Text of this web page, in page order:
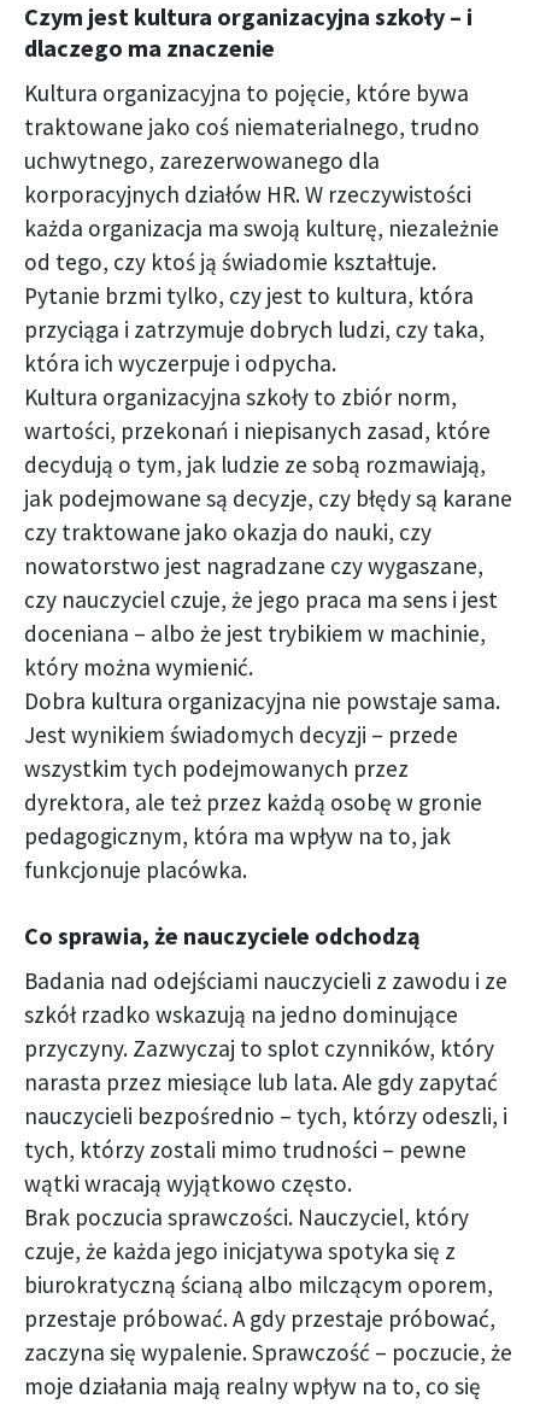
Czym jest kultura organizacyjna szkoły – i
dlaczego ma znaczenie
Kultura organizacyjna to pojęcie, które bywa
traktowane jako coś niematerialnego, trudno
uchwytnego, zarezerwowanego dla
korporacyjnych działów HR. W rzeczywistości
każda organizacja ma swoją kulturę, niezależnie
od tego, czy ktoś ją świadomie kształtuje.
Pytanie brzmi tylko, czy jest to kultura, która
przyciąga i zatrzymuje dobrych ludzi, czy taka,
która ich wyczerpuje i odpycha.
Kultura organizacyjna szkoły to zbiór norm,
wartości, przekonań i niepisanych zasad, które
decydują o tym, jak ludzie ze sobą rozmawiają,
jak podejmowane są decyzje, czy błędy są karane
czy traktowane jako okazja do nauki, czy
nowatorstwo jest nagradzane czy wygaszane,
czy nauczyciel czuje, że jego praca ma sens i jest
doceniana – albo że jest trybikiem w machinie,
który można wymienić.
Dobra kultura organizacyjna nie powstaje sama.
Jest wynikiem świadomych decyzji – przede
wszystkim tych podejmowanych przez
dyrektora, ale też przez każdą osobę w gronie
pedagogicznym, która ma wpływ na to, jak
funkcjonuje placówka.
Co sprawia, że nauczyciele odchodzą
Badania nad odejściami nauczycieli z zawodu i ze
szkół rzadko wskazują na jedno dominujące
przyczyny. Zazwyczaj to splot czynników, który
narasta przez miesiące lub lata. Ale gdy zapytać
nauczycieli bezpośrednio – tych, którzy odeszli, i
tych, którzy zostali mimo trudności – pewne
wątki wracają wyjątkowo często.
Brak poczucia sprawczości. Nauczyciel, który
czuje, że każda jego inicjatywa spotyka się z
biurokratyczną ścianą albo milczącym oporem,
przestaje próbować. A gdy przestaje próbować,
zaczyna się wypalenie. Sprawczość – poczucie, że
moje działania mają realny wpływ na to, co się